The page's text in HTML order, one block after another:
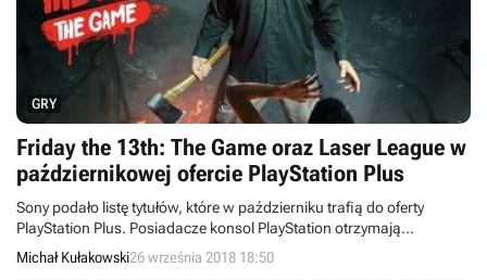
GRY
Friday the 13th: The Game oraz Laser League w
październikowej ofercie PlayStation Plus
Sony podało listę tytułów, które w październiku trafią do oferty
PlayStation Plus. Posiadacze konsol PlayStation otrzymają
możliwość pobrania gier Friday the 13th: The Game, Laser League,
2064: Read Only Memories, Rocketbirds 2: Evolution, The Bridge
Michał Kułakowski26 września 2018 18:50